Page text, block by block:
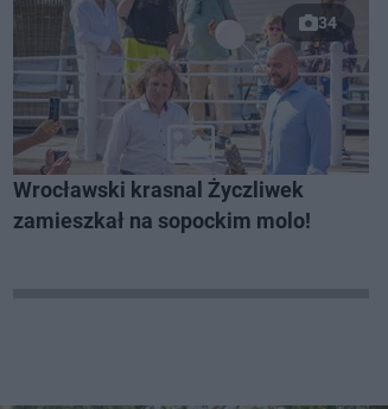
34
Wrocławski krasnal Życzliwek
zamieszkał na sopockim molo!